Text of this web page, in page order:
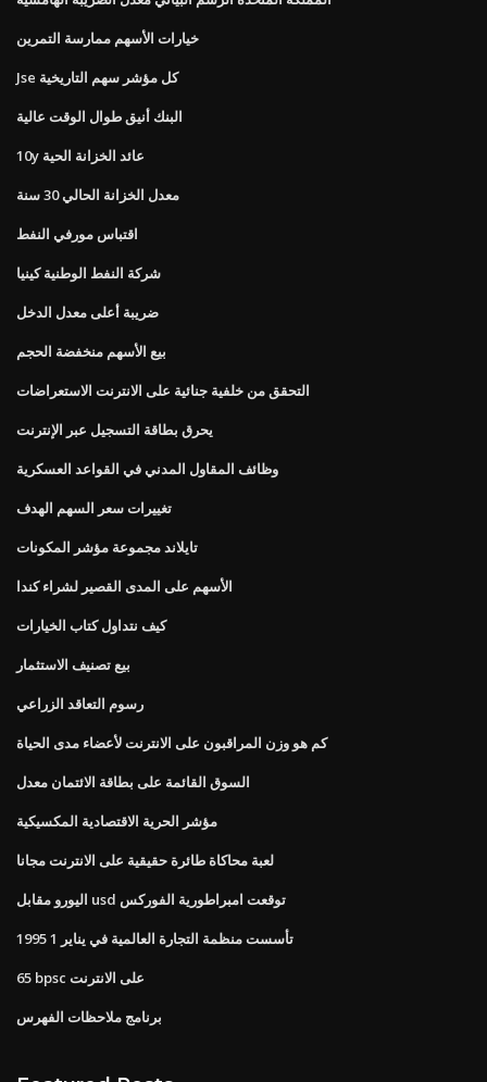
خيارات الأسهم ممارسة التمرين
Jse كل مؤشر سهم التاريخية
البنك أنيق طوال الوقت عالية
10y عائد الخزانة الحية
معدل الخزانة الحالي 30 سنة
اقتباس مورفي النفط
شركة النفط الوطنية كينيا
ضريبة أعلى معدل الدخل
بيع الأسهم منخفضة الحجم
التحقق من خلفية جنائية على الانترنت الاستعراضات
يحرق بطاقة التسجيل عبر الإنترنت
وظائف المقاول المدني في القواعد العسكرية
تغييرات سعر السهم الهدف
تايلاند مجموعة مؤشر المكونات
الأسهم على المدى القصير لشراء كندا
كيف نتداول كتاب الخيارات
بيع تصنيف الاستثمار
رسوم التعاقد الزراعي
كم هو وزن المراقبون على الانترنت لأعضاء مدى الحياة
السوق القائمة على بطاقة الائتمان معدل
مؤشر الحرية الاقتصادية المكسيكية
لعبة محاكاة طائرة حقيقية على الانترنت مجانا
اليورو مقابل usd توقعت امبراطورية الفوركس
تأسست منظمة التجارة العالمية في يناير 1 1995
65 bpsc على الانترنت
برنامج ملاحظات الفهرس